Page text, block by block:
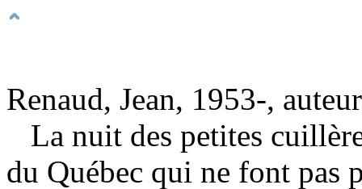
Renaud, Jean, 1953-, auteur
La nuit des petites
du Québec qui ne font pas